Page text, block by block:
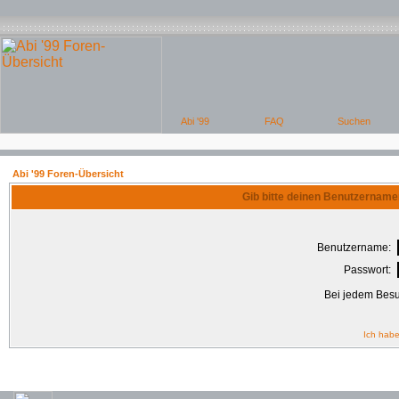
Abi '99 Foren-Übersicht
Gib bitte deinen
Benutzername:
Passwort:
Bei jedem
Ich